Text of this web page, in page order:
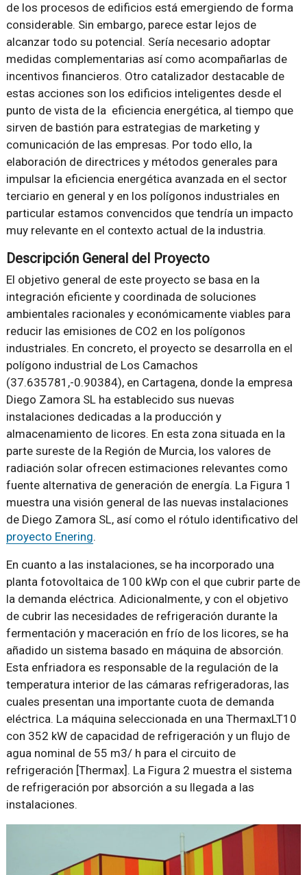
de los procesos de edificios está emergiendo de forma
considerable. Sin embargo, parece estar lejos de
alcanzar todo su potencial. Sería necesario adoptar
medidas complementarias así como acompañarlas de
incentivos financieros. Otro catalizador destacable de
estas acciones son los edificios inteligentes desde el
punto de vista de la eficiencia energética, al tiempo que
sirven de bastión para estrategias de marketing y
comunicación de las empresas. Por todo ello, la
elaboración de directrices y métodos generales para
impulsar la eficiencia energética avanzada en el sector
terciario en general y en los polígonos industriales en
particular estamos convencidos que tendría un impacto
muy relevante en el contexto actual de la industria.
Descripción General del Proyecto
El objetivo general de este proyecto se basa en la
integración eficiente y coordinada de soluciones
ambientales racionales y económicamente viables para
reducir las emisiones de CO2 en los polígonos
industriales. En concreto, el proyecto se desarrolla en el
polígono industrial de Los Camachos
(37.635781,-0.90384), en Cartagena, donde la empresa
Diego Zamora SL ha establecido sus nuevas
instalaciones dedicadas a la producción y
almacenamiento de licores. En esta zona situada en la
parte sureste de la Región de Murcia, los valores de
radiación solar ofrecen estimaciones relevantes como
fuente alternativa de generación de energía. La Figura 1
muestra una visión general de las nuevas instalaciones
de Diego Zamora SL, así como el rótulo identificativo del
proyecto Enering.
En cuanto a las instalaciones, se ha incorporado una
planta fotovoltaica de 100 kWp con el que cubrir parte de
la demanda eléctrica. Adicionalmente, y con el objetivo
de cubrir las necesidades de refrigeración durante la
fermentación y maceración en frío de los licores, se ha
añadido un sistema basado en máquina de absorción.
Esta enfriadora es responsable de la regulación de la
temperatura interior de las cámaras refrigeradoras, las
cuales presentan una importante cuota de demanda
eléctrica. La máquina seleccionada en una ThermaxLT10
con 352 kW de capacidad de refrigeración y un flujo de
agua nominal de 55 m3/ h para el circuito de
refrigeración [Thermax]. La Figura 2 muestra el sistema
de refrigeración por absorción a su llegada a las
instalaciones.